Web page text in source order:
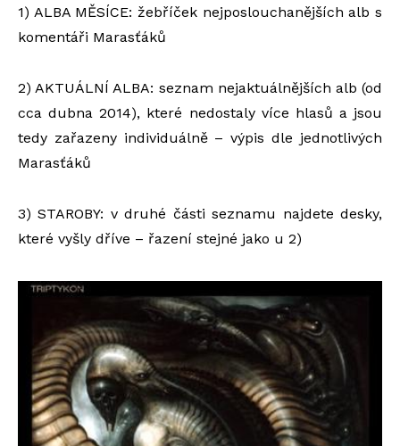
1) ALBA MĚSÍCE: žebříček nejposlouchanějších alb s
komentáři Marasťáků
2) AKTUÁLNÍ ALBA: seznam nejaktuálnějších alb (od
cca dubna 2014), které nedostaly více hlasů a jsou
tedy zařazeny individuálně – výpis dle jednotlivých
Marasťáků
3) STAROBY: v druhé části seznamu najdete desky,
které vyšly dříve – řazení stejné jako u 2)